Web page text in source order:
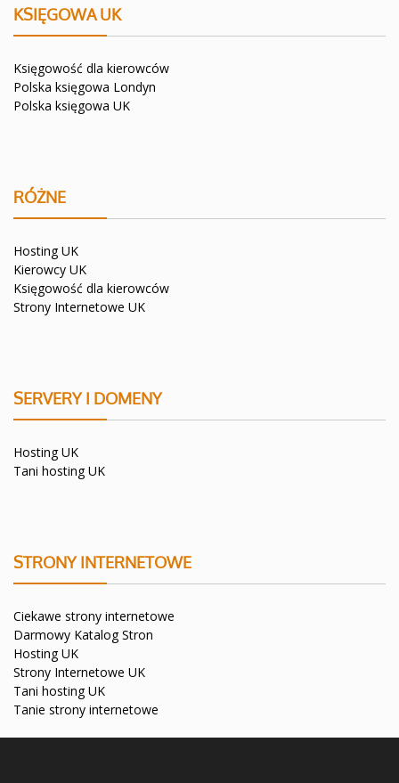
KSIĘGOWA UK
Księgowość dla kierowców
Polska księgowa Londyn
Polska księgowa UK
RÓŻNE
Hosting UK
Kierowcy UK
Księgowość dla kierowców
Strony Internetowe UK
SERVERY I DOMENY
Hosting UK
Tani hosting UK
STRONY INTERNETOWE
Ciekawe strony internetowe
Darmowy Katalog Stron
Hosting UK
Strony Internetowe UK
Tani hosting UK
Tanie strony internetowe